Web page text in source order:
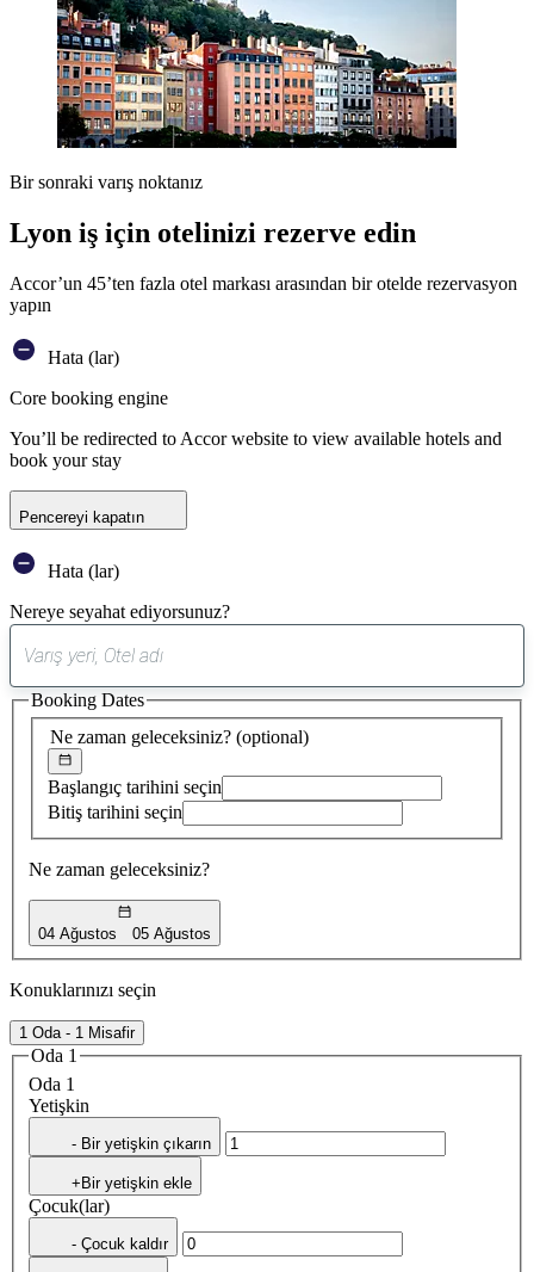
Bir sonraki varış noktanız
Lyon iş için otelinizi rezerve edin
Accor’un 45’ten fazla otel markası arasından bir otelde rezervasyon
yapın
Hata (lar)
Core booking engine
You’ll be redirected to Accor website to view available hotels and
book your stay
Pencereyi kapatın
Hata (lar)
Nereye seyahat ediyorsunuz?
öneri
bulundu
Ne zaman geleceksiniz? (optional)
Başlangıç tarihini seçin
Bitiş tarihini seçin
Ne zaman geleceksiniz?
04 Ağustos 05 Ağustos
Booking Dates
Konuklarınızı seçin
1 Oda - 1 Misafir
Oda 1
Oda 1
Yetişkin
- Bir yetişkin çıkarın
+Bir yetişkin ekle
Çocuk(lar)
- Çocuk kaldır